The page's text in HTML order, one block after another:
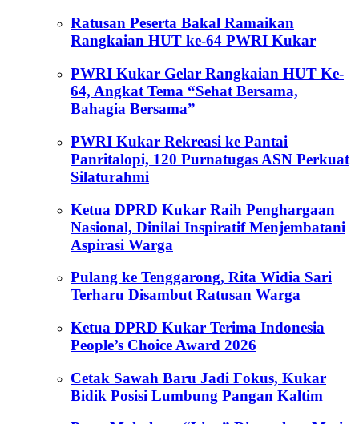
Ratusan Peserta Bakal Ramaikan
Rangkaian HUT ke-64 PWRI Kukar
PWRI Kukar Gelar Rangkaian HUT Ke-
64, Angkat Tema “Sehat Bersama,
Bahagia Bersama”
PWRI Kukar Rekreasi ke Pantai
Panritalopi, 120 Purnatugas ASN Perkuat
Silaturahmi
Ketua DPRD Kukar Raih Penghargaan
Nasional, Dinilai Inspiratif Menjembatani
Aspirasi Warga
Pulang ke Tenggarong, Rita Widia Sari
Terharu Disambut Ratusan Warga
Ketua DPRD Kukar Terima Indonesia
People’s Choice Award 2026
Cetak Sawah Baru Jadi Fokus, Kukar
Bidik Posisi Lumbung Pangan Kaltim